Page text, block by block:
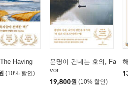
Having
(10% 할인)
운명이 건네는 호의, Fa
vor
19,800원 (10% 할인)